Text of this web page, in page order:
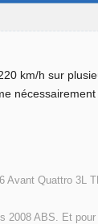
km/h sur
nécessairement
Avant Quattro 3L
2008 ABS. Et pour